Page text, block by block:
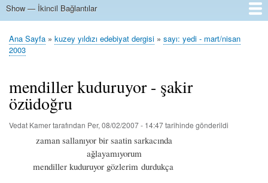
İkincil
Show — İkincil Bağlantılar
1
2
3
4
5
6
7
8
9
10
11
12
13
Sayfa
Ana Sayfa kuzey yıldızı edebiyat dergisi
sayı: yedi - mart/nisan
2003
mendiller kuduruyor - şakir
özüdoğru
Vedat Kamertarafından Per, 08/02/2007 - 14:47tarihinde gönderildi
zaman sallanıyor bir saatin sarkacında
ağlayamıyorum
mendiller kuduruyor gözlerim durdukça